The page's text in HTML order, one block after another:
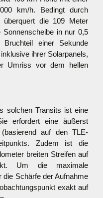
km/h. Bedingt durch
überquert die 109 Meter
in nur 0,5
einer Sekunde
ihrer Solarpanels,
Umriss vor dem hellen
solchen Transits ist eine
erfordert eine äußerst
auf den TLE-
Zudem ist die
breiten Streifen auf
Um die maximale
Schärfe der Aufnahme
exakt auf